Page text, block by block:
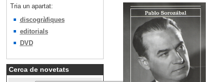
Tria un apartat:
discogràfiques
editorials
DVD
Cerca de novetats